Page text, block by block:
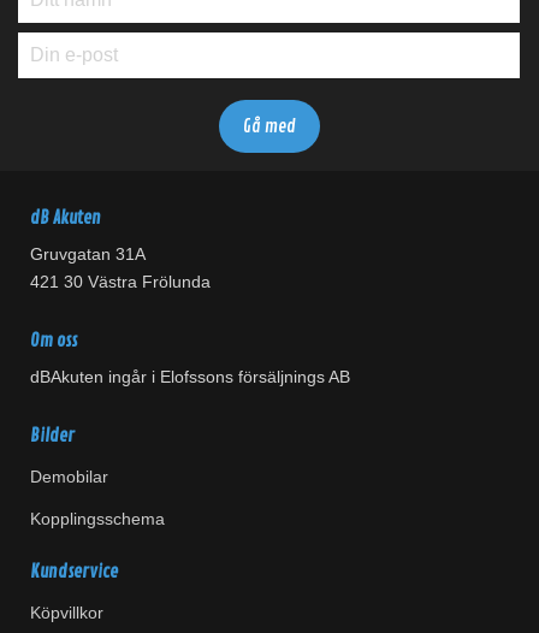
dB Akuten
Gruvgatan 31A
421 30 Västra Frölunda
Om oss
dBAkuten ingår i Elofssons försäljnings AB
Bilder
Demobilar
Kopplingsschema
Kundservice
Köpvillkor